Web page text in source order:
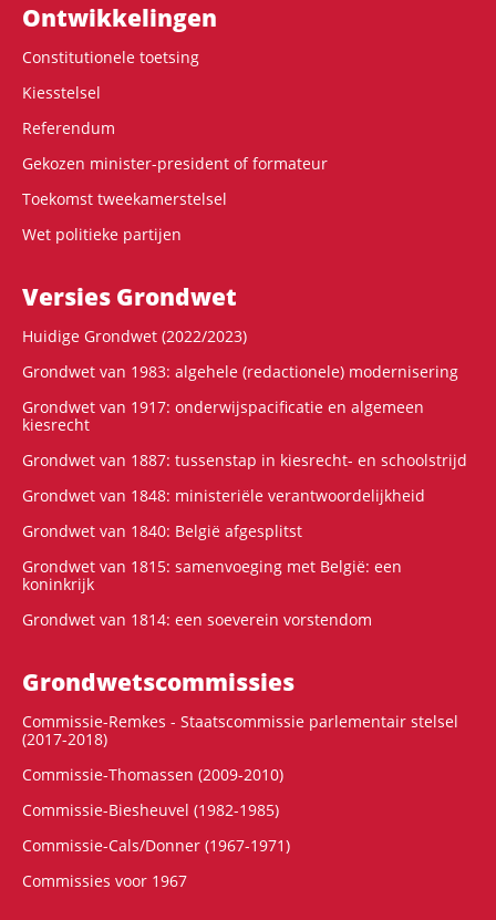
Ontwikke­lingen
Constitutionele toetsing
Kiesstelsel
Referendum
Gekozen minister-president of formateur
Toekomst tweekamerstelsel
Wet politieke partijen
Versies Grondwet
Huidige Grondwet (2022/2023)
Grondwet van 1983: algehele (redactionele) modernisering
Grondwet van 1917: onderwijspacificatie en algemeen
kiesrecht
Grondwet van 1887: tussenstap in kiesrecht- en schoolstrijd
Grondwet van 1848: ministeriële verantwoordelijkheid
Grondwet van 1840: België afgesplitst
Grondwet van 1815: samenvoeging met België: een
koninkrijk
Grondwet van 1814: een soeverein vorstendom
Grondwets­commissies
Commissie-Remkes - Staatscommissie parlementair stelsel
(2017-2018)
Commissie-Thomassen (2009-2010)
Commissie-Biesheuvel (1982-1985)
Commissie-Cals/Donner (1967-1971)
Commissies voor 1967